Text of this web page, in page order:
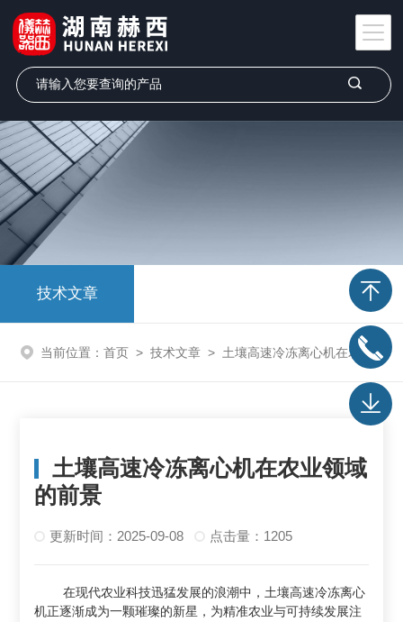
技术文章
当前位置： 首页 > 技术文章 > 土壤高速冷冻离心机在农业领域的前景
土壤高速冷冻离心机在农业领域
的前景
更新时间：2025-09-08 点击量：1205
在现代农业科技迅猛发展的浪潮中，土壤高速冷冻离心
机正逐渐成为一颗璀璨的新星，为精准农业与可持续发展注